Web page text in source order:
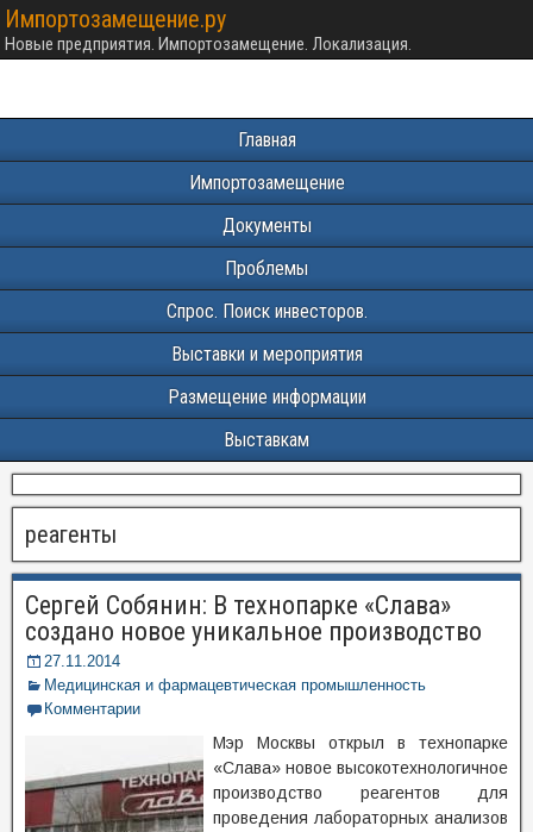
Импортозамещение.ру
Новые предприятия. Импортозамещение. Локализация.
Главная
Импортозамещение
Документы
Проблемы
Спрос. Поиск инвесторов.
Выставки и мероприятия
Размещение информации
Выставкам
реагенты
Сергей Собянин: В технопарке «Слава»
создано новое уникальное производство
27.11.2014
Медицинская и фармацевтическая промышленность
Комментарии
Мэр Москвы открыл в технопарке
«Слава» новое высокотехнологичное
производство реагентов для
проведения лабораторных анализов